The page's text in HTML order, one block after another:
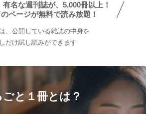
む
有名な週刊誌が、5,000冊以上！
ページが無料で読み放題！
、公開している雑誌の中身を
だけ試し読みができます
と１冊とは？